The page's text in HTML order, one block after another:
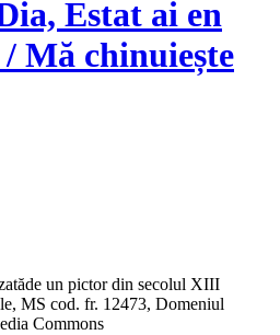
Estat ai en
Mă chinuiește
un pictor din secolul XIII
MS cod. fr. 12473, Domeniul
Commons